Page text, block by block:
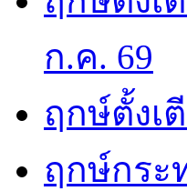
ก.ค. 69
ฤกษ์ตั้งเ
ฤกษ์กระ